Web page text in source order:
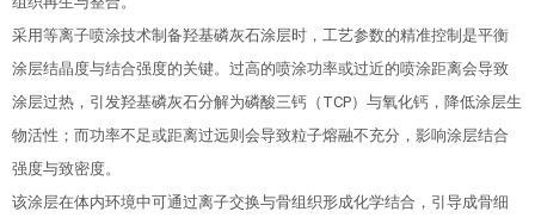
采用等离子喷涂技术制备羟基磷灰石涂层时，工艺参数的精准控制是平衡
涂层结晶度与结合强度的关键。过高的喷涂功率或过近的喷涂距离会导致
涂层过热，引发羟基磷灰石分解为磷酸三钙（TCP）与氧化钙，降低涂层生
物活性；而功率不足或距离过远则会导致粒子熔融不充分，影响涂层结合
强度与致密度。
该涂层在体内环境中可通过离子交换与骨组织形成化学结合，引导成骨细